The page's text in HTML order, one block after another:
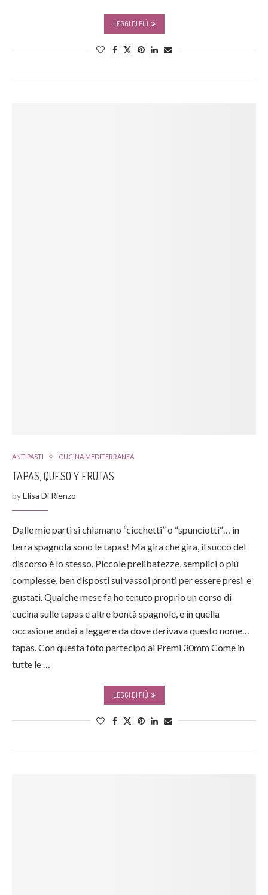
LEGGI DI PIÙ
ANTIPASTI CUCINA MEDITERRANEA
TAPAS, QUESO Y FRUTAS
byElisa Di Rienzo
Dalle mie parti si chiamano “cicchetti” o “spunciotti“… in
terra spagnola sono le tapas! Ma gira che gira, il succo del
discorso è lo stesso. Piccole prelibatezze, semplici o più
complesse, ben disposti sui vassoi pronti per essere presi e
gustati. Qualche mese fa ho tenuto proprio un corso di
cucina sulle tapas e altre bontà spagnole, e in quella
occasione andai a leggere da dove derivava questo nome…
tapas. Con questa foto partecipo ai Premi 30mm Come in
tutte le …
LEGGI DI PIÙ